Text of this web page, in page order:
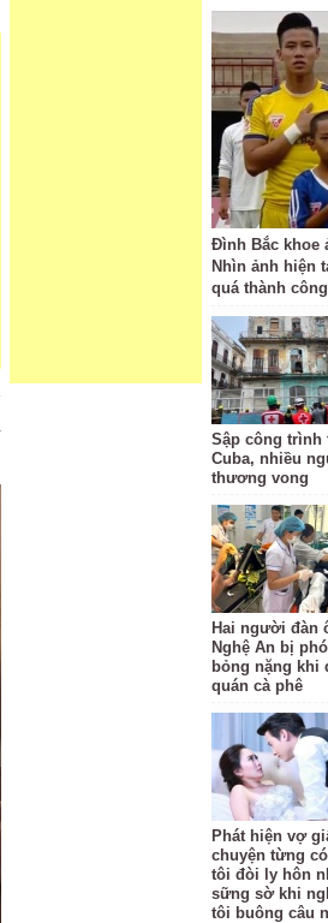
Đình Bắc khoe
Nhìn ảnh hiện
quá thành công
Sập công trình
Cuba, nhiều
thương vong
Hai người đàn
Nghệ An bị
bỏng nặng khi
quán cà phê
Phát hiện vợ
chuyện từng
tôi đòi ly hôn
sững sờ khi
tôi buông câu